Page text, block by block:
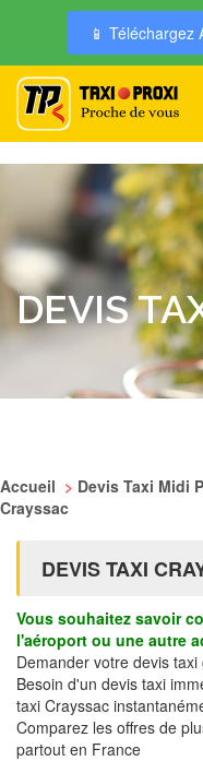
📱 Téléchargez
DEVIS
Accueil > Devis Taxi Midi
Crayssac
DEVIS TAXI
Vous souhaitez savoir
l'aéroport ou une autre
Demander votre devis
Besoin d'un devis taxi
taxi Crayssac
Comparez les offres de
partout en France